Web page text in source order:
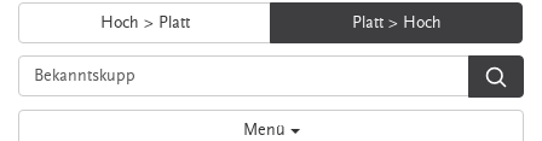
Hoch > Platt Platt > Hoch
Menü